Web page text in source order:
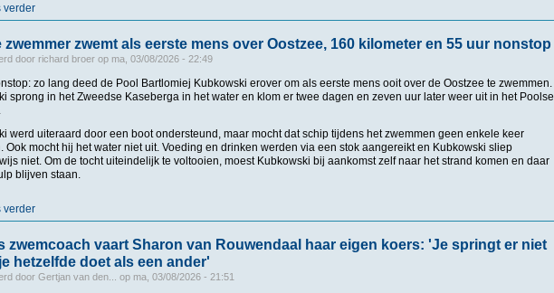
verderover Mechelen - Keerdok - 2026
zwemmer zwemt als eerste mens over Oostzee, 160 kilometer en 55 uur nonstop
door richard broerop ma, 03/08/2026 - 22:49
zo lang deed de Pool Bartlomiej Kubkowski erover om als eerste mens ooit over de Oostzee te zwemmen.
sprong in het Zweedse Kaseberga in het water en klom er twee dagen en zeven uur later weer uit in het Poolse
werd uiteraard door een boot ondersteund, maar mocht dat schip tijdens het zwemmen geen enkele keer
Ook mocht hij het water niet uit. Voeding en drinken werden via een stok aangereikt en Kubkowski sliep
niet. Om de tocht uiteindelijk te voltooien, moest Kubkowski bij aankomst zelf naar het strand komen en daar
blijven staan.
verderover Poolse zwemmer zwemt als eerste mens over Oostzee, 160 kilometer en 55 uur nonstop
zwemcoach vaart Sharon van Rouwendaal haar eigen koers: 'Je springt er niet
hetzelfde doet als een ander'
door Gertjan van den... op ma, 03/08/2026 - 21:51